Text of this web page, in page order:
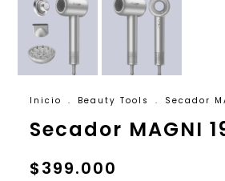
Inicio . Beauty Tools . Secador
Secador MAGNI
$399.000